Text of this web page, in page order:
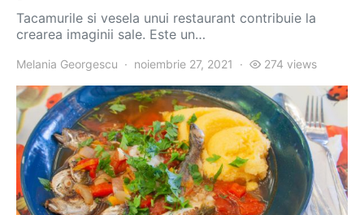
Tacamurile si vesela unui restaurant contribuie la
crearea imaginii sale. Este un…
Melania Georgescu noiembrie 27, 2021 274 views